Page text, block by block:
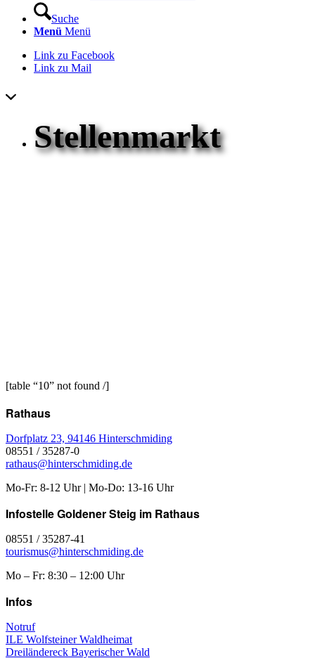
Suche
Menü Menü
Link zu Facebook
Link zu Mail
Stellenmarkt
[table “10” not found /]
Rathaus
Dorfplatz 23, 94146 Hinterschmiding
08551 / 35287-0
rathaus@hinterschmiding.de
Mo-Fr: 8-12 Uhr | Mo-Do: 13-16 Uhr
Infostelle Goldener Steig im Rathaus
08551 / 35287-41
tourismus@hinterschmiding.de
Mo – Fr: 8:30 – 12:00 Uhr
Infos
Notruf
ILE Wolfsteiner Waldheimat
Dreiländereck Bayerischer Wald